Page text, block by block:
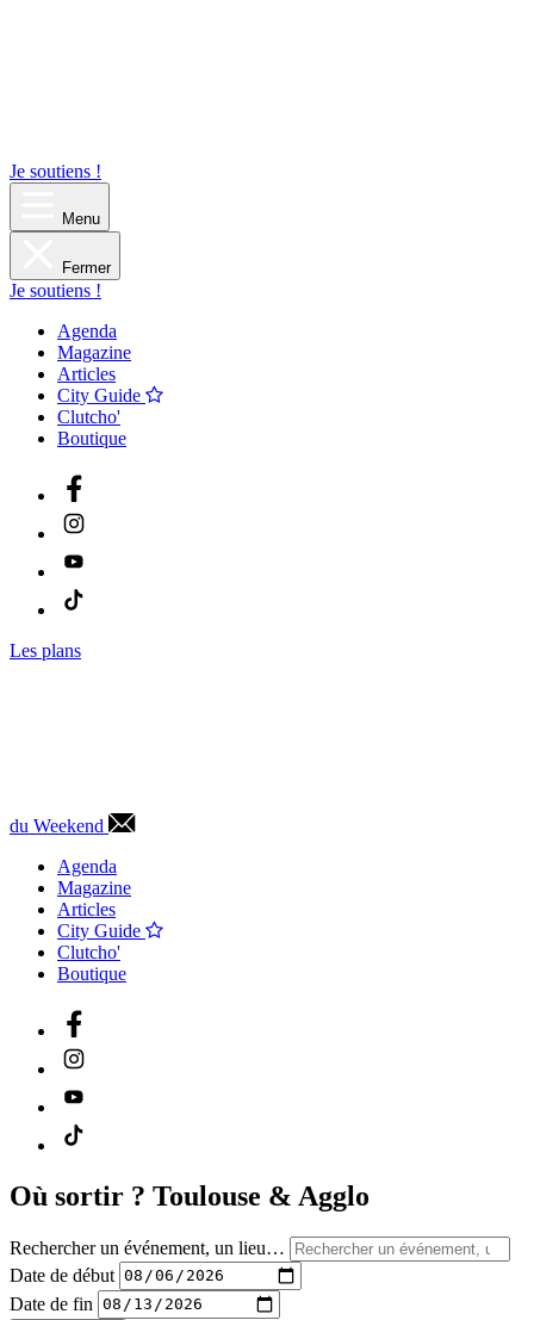
Je soutiens !
Menu
Fermer
Je soutiens !
Agenda
Magazine
Articles
City Guide
Clutcho'
Boutique
Les plans
du Weekend
Agenda
Magazine
Articles
City Guide
Clutcho'
Boutique
Où sortir ? Toulouse & Agglo
Rechercher un événement, un lieu…
Date de début
Date de fin